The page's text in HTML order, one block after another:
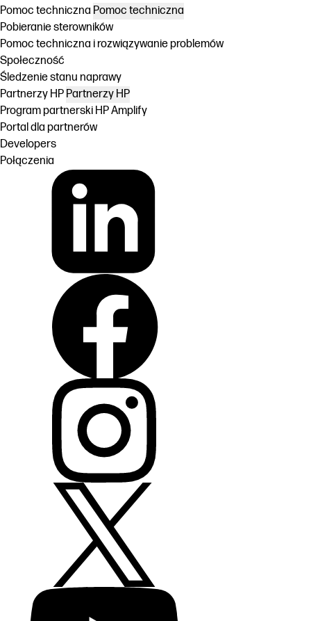
Pomoc techniczna Pomoc techniczna
Pobieranie sterowników
Pomoc techniczna i rozwiązywanie problemów
Społeczność
Śledzenie stanu naprawy
Partnerzy HP Partnerzy HP
Program partnerski HP Amplify
Portal dla partnerów
Developers
Połączenia